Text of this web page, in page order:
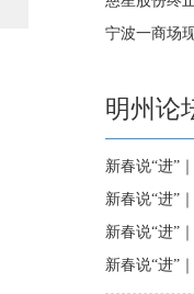
宁波一商场
明州论
新春说“进”
新春说“进”
新春说“进”
新春说“进”